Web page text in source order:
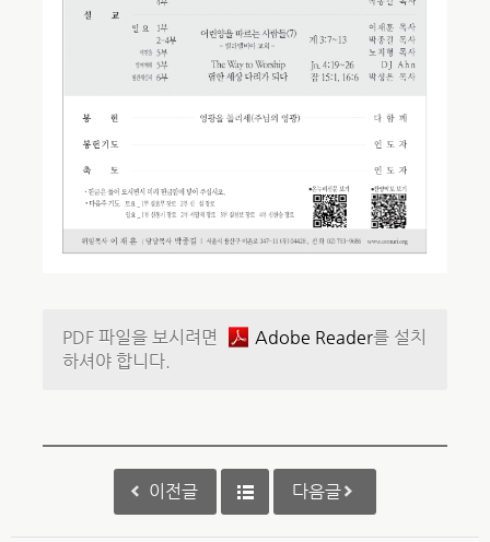
PDF 파일을 보시려면 Adobe Reader를 설치
하셔야 합니다.
이전글 다음글